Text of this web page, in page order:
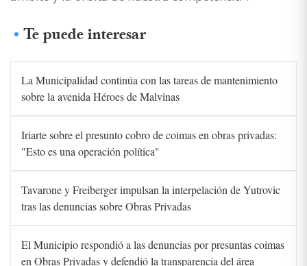
Te puede interesar
La Municipalidad continúa con las tareas de mantenimiento
sobre la avenida Héroes de Malvinas
Iriarte sobre el presunto cobro de coimas en obras privadas:
"Esto es una operación política"
Tavarone y Freiberger impulsan la interpelación de Yutrovic
tras las denuncias sobre Obras Privadas
El Municipio respondió a las denuncias por presuntas coimas
en Obras Privadas y defendió la transparencia del área